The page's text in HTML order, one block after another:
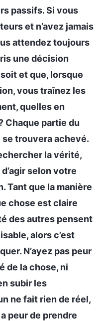
passifs. Si vous
et n’avez jamais
attendez toujours
une décision
et que, lorsque
vous traînez les
quelles en
Chaque partie du
se trouvera achevé.
la vérité,
selon votre
Tant que la manière
chose est claire
des autres pensent
alors c’est
N’ayez pas peur
de la chose, ni
subir les
ne fait rien de réel,
peur de prendre